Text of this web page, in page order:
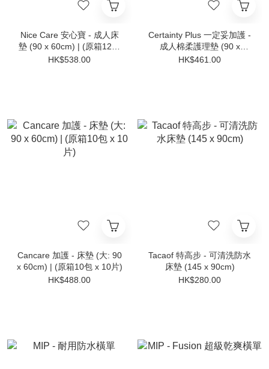
Nice Care 安心寶 - 成人床
墊 (90 x 60cm) | (原箱12包
x 10片)
HK$538.00
Certainty Plus 一定妥加護 -
成人棉柔護理墊 (90 x
60cm) | (原箱12包 x 10片)
HK$461.00
Cancare 加護 - 床墊 (大: 90
x 60cm) | (原箱10包 x 10片)
HK$488.00
Tacaof 特高步 - 可清洗防水
床墊 (145 x 90cm)
HK$280.00